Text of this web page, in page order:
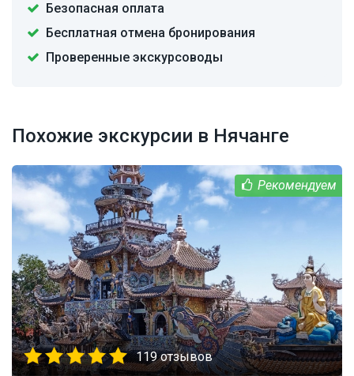
Безопасная оплата
Бесплатная отмена бронирования
Проверенные экскурсоводы
Похожие экскурсии в Нячанге
119 отзывов